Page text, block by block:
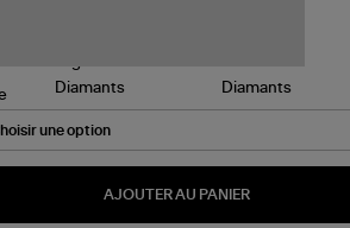
AJOUTER AU PANIER